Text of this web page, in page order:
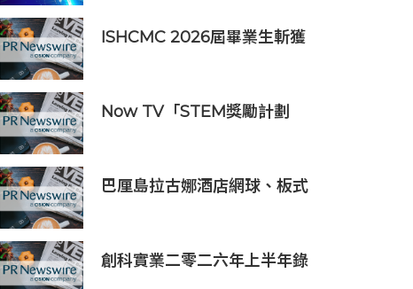
ISHCMC 2026屆畢業生斬獲
Now TV「STEM獎勵計劃
趣科學大探索》第二季及「長
隆小科學家大獎」
巴厘島拉古娜酒店網球、板式
創科實業二零二六年上半年錄